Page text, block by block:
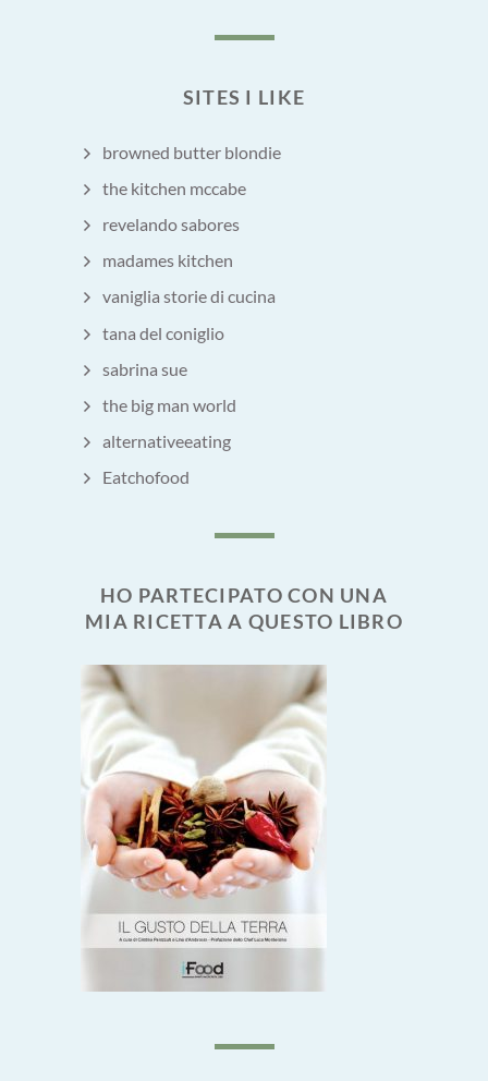
SITES I LIKE
browned butter blondie
the kitchen mccabe
revelando sabores
madames kitchen
vaniglia storie di cucina
tana del coniglio
sabrina sue
the big man world
alternativeeating
Eatchofood
HO PARTECIPATO CON UNA
MIA RICETTA A QUESTO LIBRO